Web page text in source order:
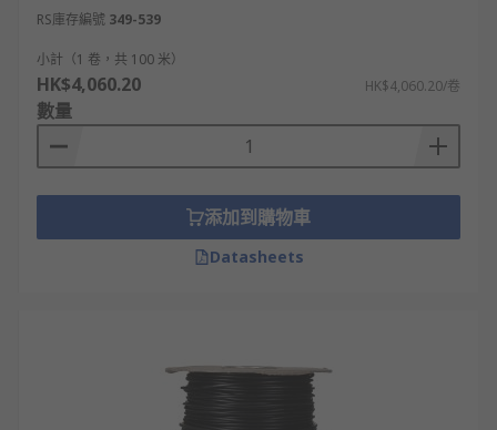
RS庫存編號 349-539
小計（1 卷，共 100 米）
HK$4,060.20 HK$4,060.20/卷
數量
添加到購物車
Datasheets